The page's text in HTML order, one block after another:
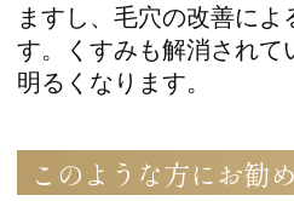
ますし、毛穴の改善によ
す。くすみも解消されて
明るくなります。
このような方にお勧